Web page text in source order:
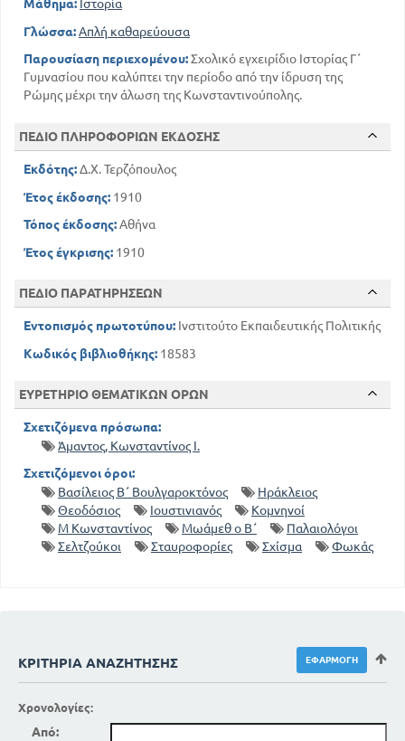
Μάθημα: Ιστορία
Γλώσσα:Απλή καθαρεύουσα
Παρουσίαση περιεχομένου:Σχολικό εγχειρίδιο Ιστορίας Γ΄
Γυμνασίου που καλύπτει την περίοδο από την ίδρυση της
Ρώμης μέχρι την άλωση της Κωνσταντινούπολης.
ΠΕΔΙΟ ΠΛΗΡΟΦΟΡΙΩΝ ΕΚΔΟΣΗΣ
Εκδότης:Δ.Χ. Τερζόπουλος
Έτος έκδοσης: 1910
Τόπος έκδοσης:Αθήνα
Έτος έγκρισης: 1910
ΠΕΔΙΟ ΠΑΡΑΤΗΡΗΣΕΩΝ
Εντοπισμός πρωτοτύπου: Ινστιτούτο Εκπαιδευτικής Πολιτικής
Κωδικός βιβλιοθήκης: 18583
ΕΥΡΕΤΗΡΙΟ ΘΕΜΑΤΙΚΩΝ ΟΡΩΝ
Σχετιζόμενα πρόσωπα:
Άμαντος, Κωνσταντίνος Ι.
Σχετιζόμενοι όροι:
Βασίλειος Β΄ Βουλγαροκτόνος
Ηράκλειος
Θεοδόσιος
Ιουστινιανός
Κομνηνοί
Μ Κωνσταντίνος
Μωάμεθ ο Β΄
Παλαιολόγοι
Σελτζούκοι
Σταυροφορίες Σχίσμα Φωκάς
ΚΡΙΤΉΡΙΑ ΑΝΑΖΉΤΗΣΗΣ
Χρονολογίες:
Από: